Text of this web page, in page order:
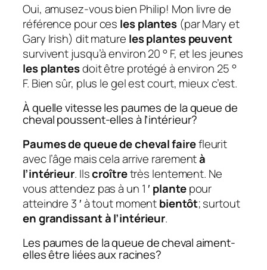
Oui, amusez-vous bien Philip! Mon livre de
référence pour ces les plantes (par Mary et
Gary Irish) dit mature les plantes peuvent
survivent jusqu’à environ 20 ° F, et les jeunes
les plantesdoit être protégé à environ 25 °
F. Bien sûr, plus le gel est court, mieux c’est.
À quelle vitesse les paumes de la queue de
cheval poussent-elles à l’intérieur?
Paumes de queue de cheval fairefleurit
avec l’âge mais cela arrive rarementà
l’intérieur. Ilscroîtretrès lentement. Ne
vous attendez pas à un 1 ′ plantepour
atteindre 3 ′ à tout momentbientôt; surtout
en grandissant à l’intérieur.
Les paumes de la queue de cheval aiment-
elles être liées aux racines?